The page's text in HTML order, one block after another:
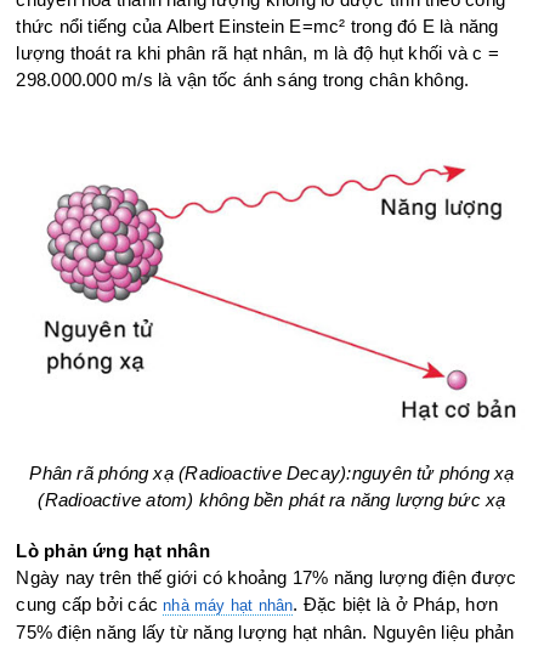
thức nổi tiếng của Albert Einstein E=mc² trong đó E là năng
lượng thoát ra khi phân rã hạt nhân, m là độ hụt khối và c =
298.000.000 m/s là vận tốc ánh sáng trong chân không.
Phân rã phóng xạ (Radioactive Decay):nguyên tử phóng xạ
(Radioactive atom) không bền phát ra năng lượng bức xạ​
Lò phản ứng hạt nhân
Ngày nay trên thế giới có khoảng 17% năng lượng điện được
cung cấp bởi các nhà máy hạt nhân. Đặc biệt là ở Pháp, hơn
75% điện năng lấy từ năng lượng hạt nhân. Nguyên liệu phản